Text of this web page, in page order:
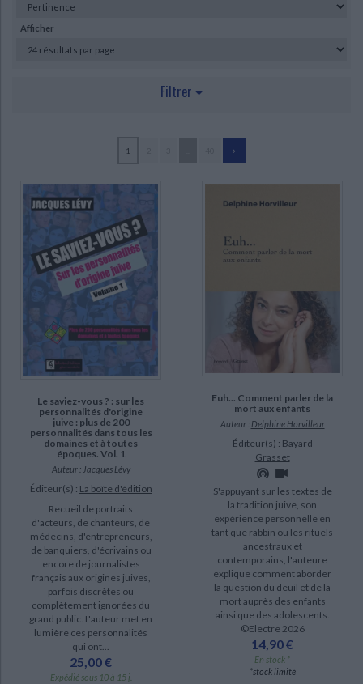
Classiques scolaires
Ecologie - Environnement
Afficher
Filtrer
Milewski, Jacky (15)
Editions Kéren Rabbi Israel (14)
Korsia, Haïm (14)
Petit-Ohayon, Patrick (14)
Eisenberg, Josy (13)
Nahman de Bratslaw (13)
SUPPORT
livre (707)
IAD (116)
poche (104)
coffret (3)
document-audio (1)
SÉRIE
Le Kouzari : défense et illustration du judaïsme (3)
Les mots de la prière (3)
Bérèchit (2)
Etincelles de Manitou (2)
1
Le saviez-vous ? : sur les
personnalités d'origine
juive : plus de 200
personnalités dans tous les
domaines et à toutes
époques. Vol. 1
Auteur : Jacques Lévy
Éditeur(s) : La boîte d'édition
Recueil de portraits
d'acteurs, de chanteurs, de
médecins, d'entrepreneurs,
de banquiers, d'écrivains ou
encore de journalistes
français aux origines juives,
parfois discrètes ou
complètement ignorées du
grand public. L'auteur met en
lumière ces personnalités
qui ont...
25,00 €
Expédié sous 10 à 15 j.
Euh... Comment parler de la
mort aux enfants
Auteur : Delphine Horvilleur
Éditeur(s) : Bayard
Grasset
S'appuyant sur les textes de
la tradition juive, son
expérience personnelle en
tant que rabbin ou les rituels
ancestraux et
contemporains, l'auteure
explique comment aborder
la question du deuil et de la
mort auprès des enfants
ainsi que des adolescents.
©Electre 2026
14,90 €
En stock *
*stock limité